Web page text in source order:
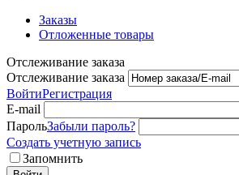
Заказы
Отложенные товары
Отслеживание заказа
Отслеживание заказа
ВойтиРегистрация
E-mail
ПарольЗабыли пароль?
Создать учетную запись
Запомнить